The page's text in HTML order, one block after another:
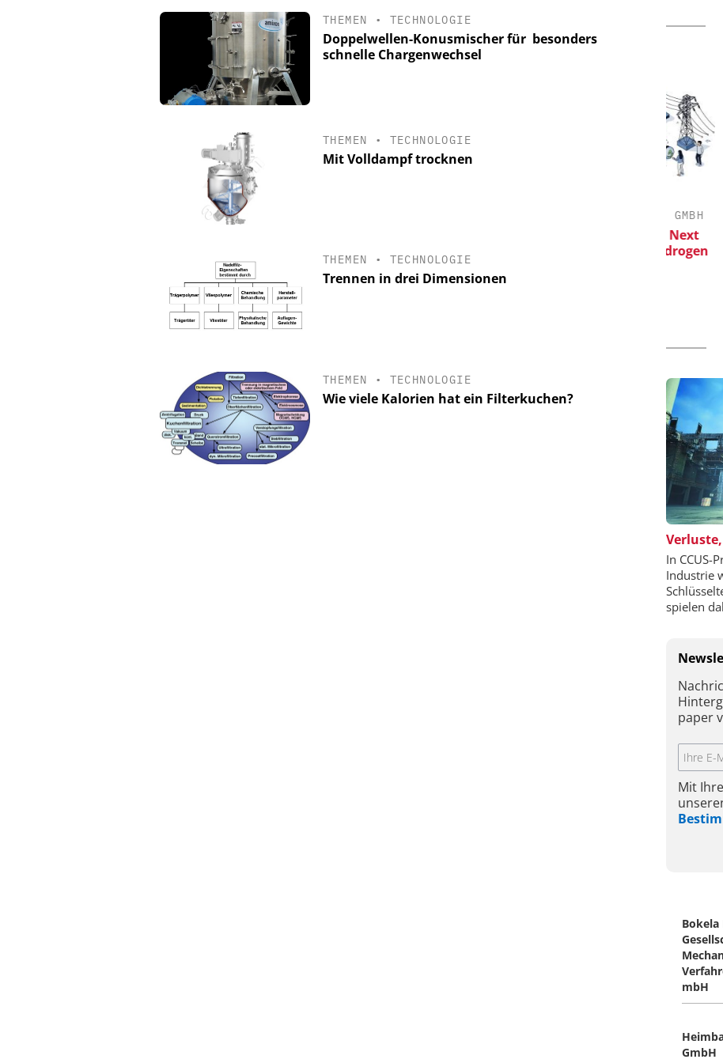
THEMEN • TECHNOLOGIE
Doppelwellen-Konusmischer für ­ besonders
schnelle Chargenwechsel
THEMEN • TECHNOLOGIE
Mit Volldampf trocknen
THEMEN • TECHNOLOGIE
Trennen in drei Dimensionen
THEMEN • TECHNOLOGIE
Wie viele Kalorien hat ein Filterkuchen?
SAS INSTITUTE GMBH / JMP
Visualisierung von Daten für
wissenschaftliche Erkenntnisse
Generation Batteries and Hydrogen
In CCUS-
Industrie
spielen
paper
Mit
Bokela
mbH
GmbH